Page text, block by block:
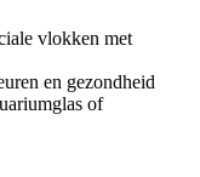
vlokken met
en gezondheid
of